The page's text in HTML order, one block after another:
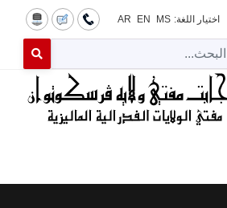
اختيار اللغة: MS
EN
AR
for results.